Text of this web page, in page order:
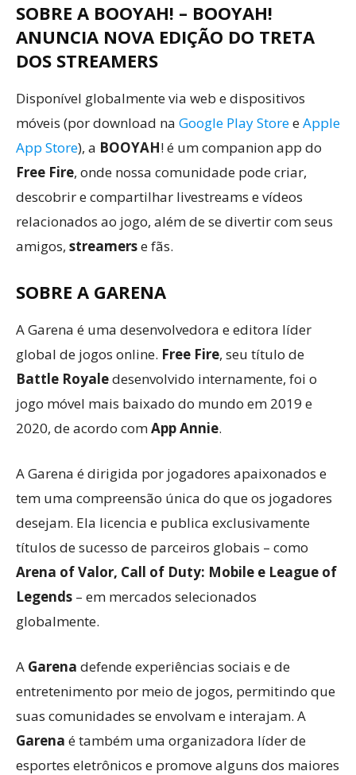
SOBRE A BOOYAH! – BOOYAH!
ANUNCIA NOVA EDIÇÃO DO TRETA
DOS STREAMERS
Disponível globalmente via web e dispositivos
móveis (por download na Google Play StoreeApple
App Store), a BOOYAH! é um companion app do
Free Fire, onde nossa comunidade pode criar,
descobrir e compartilhar livestreams e vídeos
relacionados ao jogo, além de se divertir com seus
amigos, streamerse fãs.
SOBRE A GARENA
A Garena é uma desenvolvedora e editora líder
global de jogos online. Free Fire, seu título de
Battle Royaledesenvolvido internamente, foi o
jogo móvel mais baixado do mundo em 2019 e
2020, de acordo comApp Annie.
A Garena é dirigida por jogadores apaixonados e
tem uma compreensão única do que os jogadores
desejam. Ela licencia e publica exclusivamente
títulos de sucesso de parceiros globais – como
Arena of Valor, Call of Duty: Mobile e League of
Legends – em mercados selecionados
globalmente.
A Garena defende experiências sociais e de
entretenimento por meio de jogos, permitindo que
suas comunidades se envolvam e interajam. A
Garena é também uma organizadora líder de
esportes eletrônicos e promove alguns dos maiores